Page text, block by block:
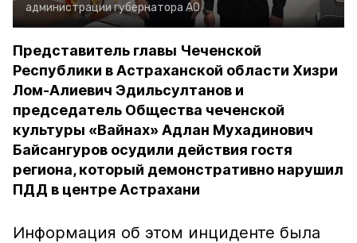
администрации губернатора АО
Представитель главы Чеченской
Республики в Астраханской области Хизри
Лом-Алиевич Эдильсултанов и
председатель Общества чеченской
культуры «Вайнах» Адлан Мухадинович
Байсангуров осудили действия гостя
региона, который демонстративно нарушил
ПДД в центре Астрахани
Информация об этом инциденте была